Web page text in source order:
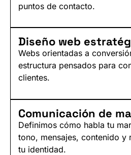
puntos de contacto.
Diseño web
Webs orientadas a
estructura pensados para
clientes.
Comunicación de
Definimos cómo habla tu
tono, mensajes, contenido y
tu identidad.